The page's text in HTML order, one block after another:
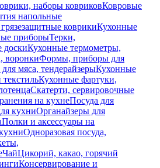
наборы ковриковКовровые
напольные
коврикиКухонные
приборыТерки,
доскиКухонные термометры,
воронкиФормы, приборы для
мяса, тендерайзерыКухонные
Кухонные фартуки,
Скатерти, сервировочные
на кухнеПосуда для
кухниОрганайзеры для
Полки и аксессуары на
Одноразовая посуда,
ЧайЦикорий, какао, горячий
Консервирование и